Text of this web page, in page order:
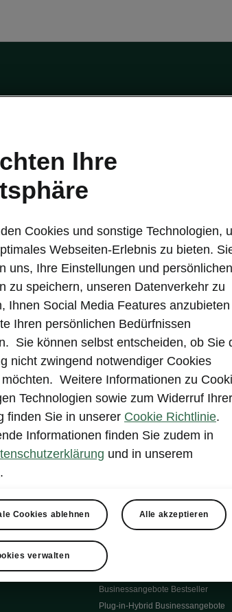
Tipps & Tricks
Batterie & Sicherheit
Reichweite
Kosten und Vorteile
E-Mobilität Tools
Software Update
Unterwegs laden
Zuhause laden
Elli Produkte
Škoda E-Modelle
Škoda Epiq
Škoda Peaq
Škoda Elroq
Geschäftskunden
Geschäftskunden Überblick
Sonderfahrzeuge
Geschäftskundenservice
Businessflotte Steckbriefe
Businessangebote Bestseller
Plug-in-Hybrid Businessangebote
Ihre
Cookies und sonstige Technologien,
Webseiten-Erlebnis zu bieten.
uns, Ihre Einstellungen und persönlichen
zu speichern, unseren Datenverkehr zu
Ihnen Social Media Features anzubieten
Ihren persönlichen Bedürfnissen
Sie können selbst entscheiden, ob Sie
nicht zwingend notwendiger Cookies
Weitere Informationen zu
Technologien sowie zum Widerruf Ihrer
finden Sie in unserer Cookie Richtlinie.
Informationen finden Sie zudem in
und in unserem
.
Cookies ablehnen Alle akzeptieren
verwalten